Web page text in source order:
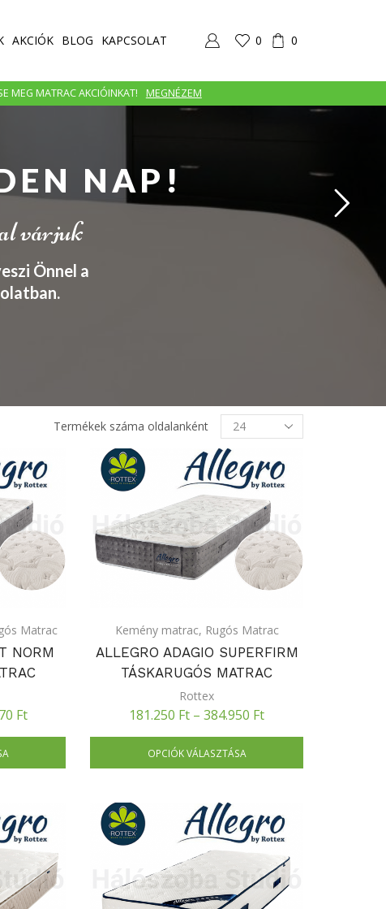
AKCIÓK BLOG KAPCSOLAT 0 0
MEG MATRAC AKCIÓINKAT! MEGNÉZEM
NAP!
várjuk
Önnel a
Termékek száma oldalanként
Termékek
oldalanként
Matrac
NORM
Ft
Kemény matrac, Rugós Matrac
ALLEGRO ADAGIO SUPERFIRM
TÁSKARUGÓS MATRAC
Rottex
181.250 Ft –384.950 Ft
OPCIÓK VÁLASZTÁSA